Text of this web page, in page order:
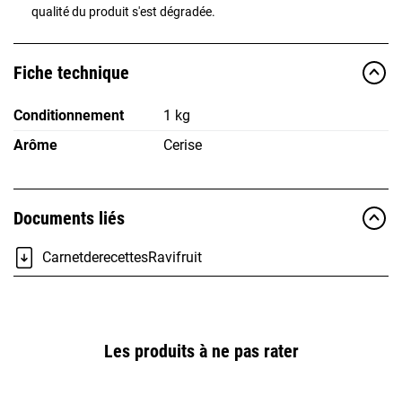
qualité du produit s'est dégradée.
Fiche technique
Conditionnement
1 kg
Arôme
Cerise
Documents liés
CarnetderecettesRavifruit
Les produits à ne pas rater